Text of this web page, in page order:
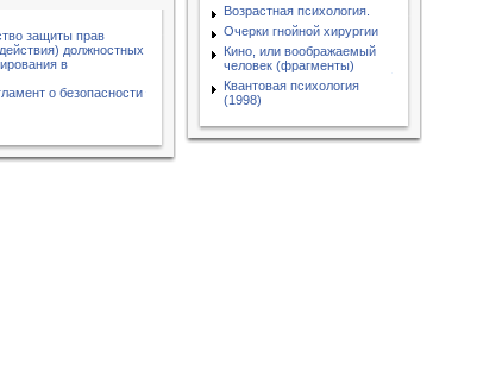
защиты прав
должностных
в
о безопасности
Возрастная психология.
Очерки гнойной хирургии
Кино, или воображаемый
человек (фрагменты)
Квантовая психология
(1998)